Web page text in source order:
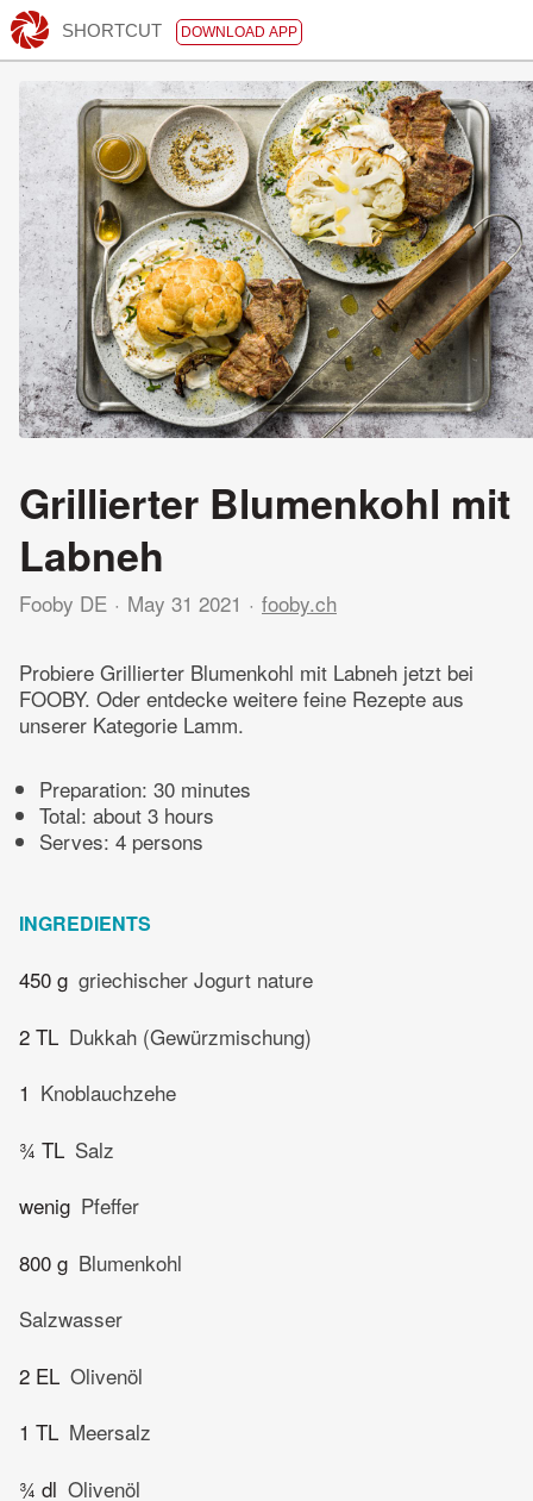
SHORTCUT DOWNLOAD APP
Grillierter Blumenkohl mit
Labneh
Fooby DE May 31 2021 fooby.ch
Probiere Grillierter Blumenkohl mit Labneh jetzt bei
FOOBY. Oder entdecke weitere feine Rezepte aus
unserer Kategorie Lamm.
Preparation: 30 minutes
Total: about 3 hours
Serves: 4 persons
INGREDIENTS
450 g griechischer Jogurt nature
2 TL Dukkah (Gewürzmischung)
1 Knoblauchzehe
¾ TL Salz
wenig Pfeffer
800 g Blumenkohl
Salzwasser
2 EL Olivenöl
1 TL Meersalz
¾ dl Olivenöl